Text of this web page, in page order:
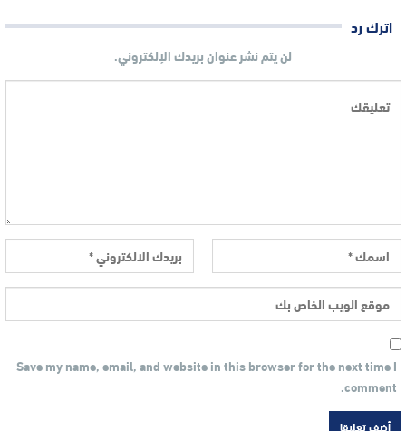
اترك رد
لن يتم نشر عنوان بريدك الإلكتروني.
Save my name, email, and website in this browser for the next time I
comment.